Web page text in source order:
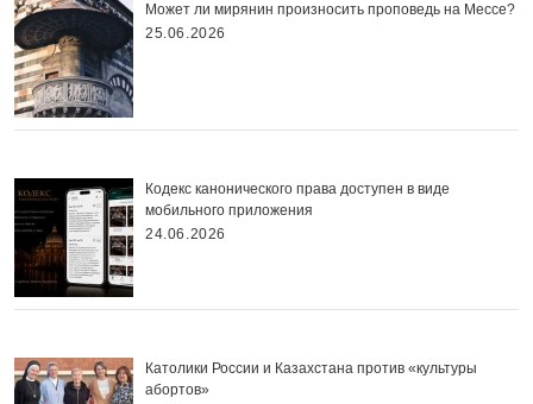
Может ли мирянин произносить проповедь на Мессе?
25.06.2026
Кодекс канонического права доступен в виде
мобильного приложения
24.06.2026
Католики России и Казахстана против «культуры
абортов»